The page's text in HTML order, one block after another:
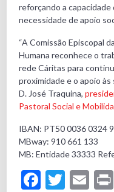
reforçando a
necessidade de apoio
“A Comissão Episcopal
Humana reconhece o
rede Cáritas para
proximidade e o apoio
D. José Traquina,
Pastoral Social e
IBAN: PT50 0036 0324
MBway: 910 661 133
MB: Entidade 33333
Facebook